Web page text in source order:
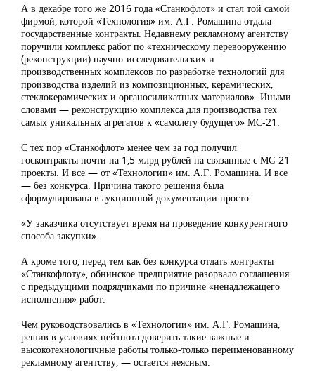
А в декабре того же 2016 года «Станкофлот» и стал той самой
фирмой, которой «Технология» им. А.Г. Ромашина отдала
государственные контракты. Недавнему рекламному агентству
поручили комплекс работ по «техническому перевооружению
(реконструкции) научно-исследовательских и
производственных комплексов по разработке технологий для
производства изделий из композиционных, керамических,
стеклокерамических и органосиликатных материалов». Иными
словами — реконструкцию комплекса для производства тех
самых уникальных агрегатов к «самолету будущего» МС-21.
С тех пор «Станкофлот» менее чем за год получил
госконтракты почти на 1,5 млрд рублей на связанные с МС-21
проекты. И все — от «Технологии» им. А.Г. Ромашина. И все
— без конкурса. Причина такого решения была
сформулирована в аукционной документации просто:
«У заказчика отсутствует время на проведение конкурентного
способа закупки».
А кроме того, перед тем как без конкурса отдать контракты
«Станкофлоту», обнинское предприятие разорвало соглашения
с предыдущими подрядчиками по причине «ненадлежащего
исполнения» работ.
Чем руководствовались в «Технологии» им. А.Г. Ромашина,
решив в условиях цейтнота доверить такие важные и
высокотехнологичные работы только-только переименованному
рекламному агентству, — остается неясным.